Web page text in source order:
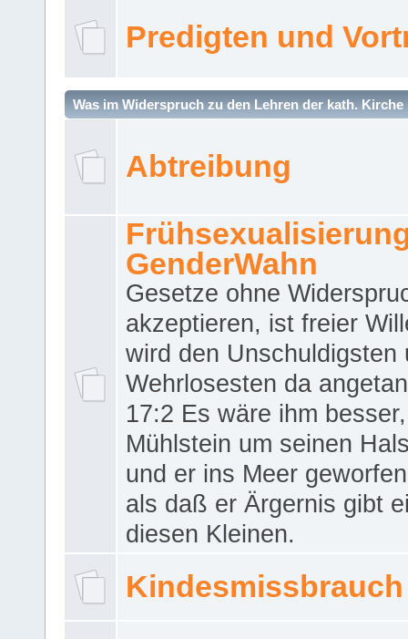
Predigten und
Was im Widerspruch zu den Lehren der kath. Kirche
Abtreibung
GenderWahn
Gesetze ohne
akzeptieren, ist freier
wird den Unschuldigsten
Wehrlosesten da
17:2 Es wäre ihm
Mühlstein um seinen
und er ins Meer
als daß er Ärgernis gibt
diesen Kleinen.
Kindesmissbrauch